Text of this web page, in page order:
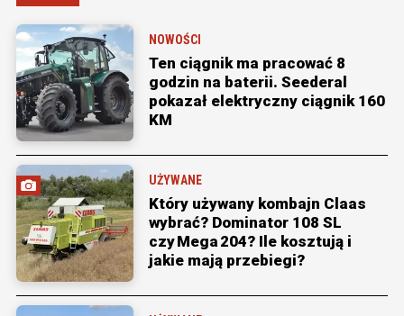
NOWOŚCI
Ten ciągnik ma pracować 8
godzin na baterii. Seederal
pokazał elektryczny ciągnik 160
KM
UŻYWANE
Który używany kombajn Claas
wybrać? Dominator 108 SL
czy Mega 204? Ile kosztują i
jakie mają przebiegi?